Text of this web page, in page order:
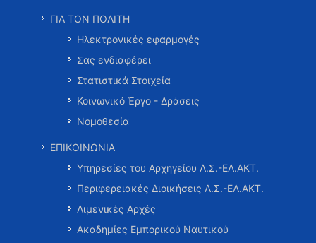
ΓΙΑ ΤΟΝ ΠΟΛΙΤΗ
Ηλεκτρονικές εφαρμογές
Σας ενδιαφέρει
Στατιστικά Στοιχεία
Κοινωνικό Έργο - Δράσεις
Νομοθεσία
ΕΠΙΚΟΙΝΩΝΙΑ
Υπηρεσίες του Αρχηγείου Λ.Σ.-ΕΛ.ΑΚΤ.
Περιφερειακές Διοικήσεις Λ.Σ.-ΕΛ.ΑΚΤ.
Λιμενικές Αρχές
Ακαδημίες Εμπορικού Ναυτικού